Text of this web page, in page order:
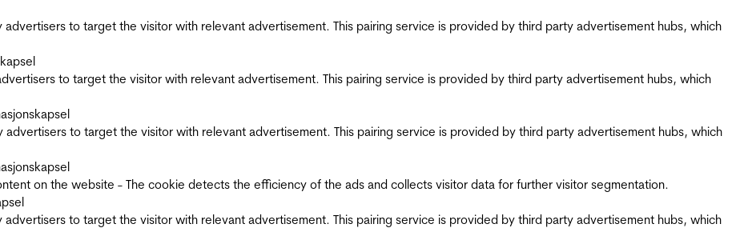
to target the visitor with relevant advertisement. This pairing service is provided by third party advertisement hubs, which
to target the visitor with relevant advertisement. This pairing service is provided by third party advertisement hubs, which
to target the visitor with relevant advertisement. This pairing service is provided by third party advertisement hubs, which
on the website - The cookie detects the efficiency of the ads and collects visitor data for further visitor segmentation.
to target the visitor with relevant advertisement. This pairing service is provided by third party advertisement hubs, which